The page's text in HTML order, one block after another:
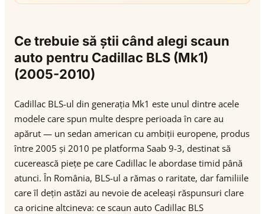
Ce trebuie să știi când alegi scaun
auto pentru Cadillac BLS (Mk1)
(2005-2010)
Cadillac BLS-ul din generația Mk1 este unul dintre acele
modele care spun multe despre perioada în care au
apărut — un sedan american cu ambiții europene, produs
între 2005 și 2010 pe platforma Saab 9-3, destinat să
cucerească piețe pe care Cadillac le abordase timid până
atunci. În România, BLS-ul a rămas o raritate, dar familiile
care îl dețin astăzi au nevoie de aceleași răspunsuri clare
ca oricine altcineva: ce scaun auto Cadillac BLS